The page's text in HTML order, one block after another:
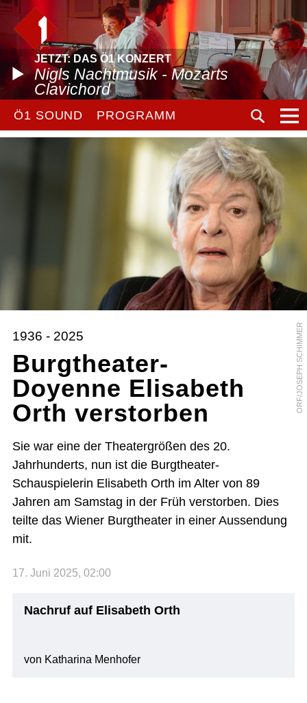
JETZT: DAS Ö1 KONZERT
Nigls Nachtmusik - Mozarts
Clavichord
Ö1 SOUND PROGRAMM
ORF/JOSEPH SCHIMMER
1936 - 2025
Burgtheater-
Doyenne Elisabeth
Orth verstorben
Sie war eine der Theatergrößen des 20.
Jahrhunderts, nun ist die Burgtheater-
Schauspielerin Elisabeth Orth im Alter von 89
Jahren am Samstag in der Früh verstorben. Dies
teilte das Wiener Burgtheater in einer Aussendung
mit.
17. Juni 2025, 02:00
Nachruf auf Elisabeth Orth
von Katharina Menhofer